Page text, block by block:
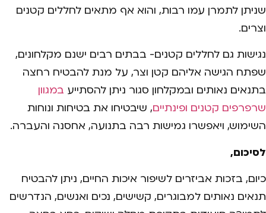
שניתן לתמרן עמו רבות, והוא אף מתאים לחללים קטנים
וצרים.
נגישות גם לחללים קטנים- בבתים רבים ישנם מקלחונים,
שפתח הגישה אליהם קטן וצר, על מנת להבטיח רחצה
בתנאים נאותים ובמקלחון סגור ניתן להסתייע במגוון
שרפרפים קטנים ופינתיים, שיבטיחו את בטיחות ונוחות
השימוש, ויאפשרו גמישות רבה בתנועה, אחסנה והעברה.
לסיכום,
כיום, בזכות אביזרים לשיפור איכות החיים, ניתן להבטיח
תנאים נאותים למבוגרים, קשישים, נכים ואנשים, הנדרשים